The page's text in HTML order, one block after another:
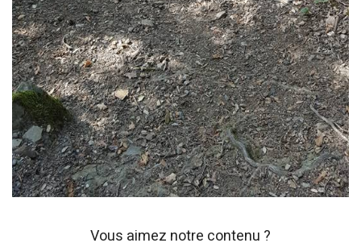
Vous aimez notre contenu ?